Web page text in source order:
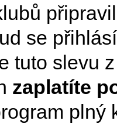
se
tuto slevu
zaplatíte
plný